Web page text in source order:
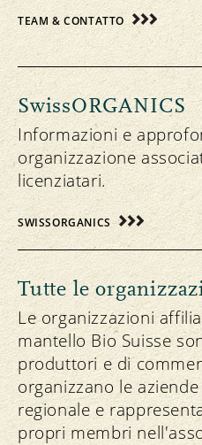
TEAM & CONTATTO
SwissORGANICS
Informazioni e
organizzazione
licenziatari.
SWISSORGANICS
Tutte le
Le organizzazioni
mantello Bio Suisse
produttori e di
organizzano le
regionale e
propri membri